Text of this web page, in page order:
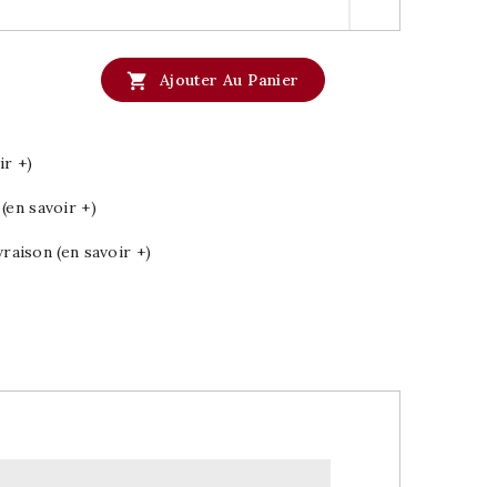
 Ajouter Au Panier
+)
savoir +)
(en savoir +)